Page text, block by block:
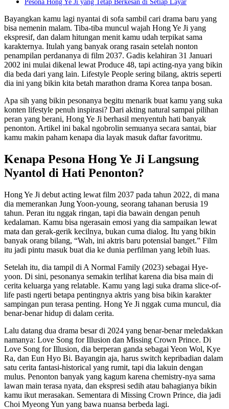
Bayangkan kamu lagi nyantai di sofa sambil cari drama baru yang
bisa nemenin malam. Tiba-tiba muncul wajah Hong Ye Ji yang
ekspresif, dan dalam hitungan menit kamu udah terpikat sama
karakternya. Itulah yang banyak orang rasain setelah nonton
penampilan perdananya di film 2037. Gadis kelahiran 31 Januari
2002 ini mulai dikenal lewat Produce 48, tapi acting-nya yang bikin
dia beda dari yang lain. Lifestyle People sering bilang, aktris seperti
dia ini yang bikin kita betah marathon drama Korea tanpa bosan.
Apa sih yang bikin pesonanya begitu menarik buat kamu yang suka
konten lifestyle penuh inspirasi? Dari akting natural sampai pilihan
peran yang berani, Hong Ye Ji berhasil menyentuh hati banyak
penonton. Artikel ini bakal ngobrolin semuanya secara santai, biar
kamu makin paham kenapa dia layak masuk daftar favoritmu.
Kenapa Pesona Hong Ye Ji Langsung
Nyantol di Hati Penonton?
Hong Ye Ji debut acting lewat film 2037 pada tahun 2022, di mana
dia memerankan Jung Yoon-young, seorang tahanan berusia 19
tahun. Peran itu nggak ringan, tapi dia bawain dengan penuh
kedalaman. Kamu bisa ngerasain emosi yang dia sampaikan lewat
mata dan gerak-gerik kecilnya, bukan cuma dialog. Itu yang bikin
banyak orang bilang, “Wah, ini aktris baru potensial banget.” Film
itu jadi pintu masuk buat dia ke dunia perfilman yang lebih luas.
Setelah itu, dia tampil di A Normal Family (2023) sebagai Hye-
yoon. Di sini, pesonanya semakin terlihat karena dia bisa main di
cerita keluarga yang relatable. Kamu yang lagi suka drama slice-of-
life pasti ngerti betapa pentingnya aktris yang bisa bikin karakter
sampingan pun terasa penting. Hong Ye Ji nggak cuma muncul, dia
benar-benar hidup di dalam cerita.
Lalu datang dua drama besar di 2024 yang benar-benar meledakkan
namanya: Love Song for Illusion dan Missing Crown Prince. Di
Love Song for Illusion, dia berperan ganda sebagai Yeon Wol, Kye
Ra, dan Eun Hyo Bi. Bayangin aja, harus switch kepribadian dalam
satu cerita fantasi-historical yang rumit, tapi dia lakuin dengan
mulus. Penonton banyak yang kagum karena chemistry-nya sama
lawan main terasa nyata, dan ekspresi sedih atau bahagianya bikin
kamu ikut merasakan. Sementara di Missing Crown Prince, dia jadi
Choi Myeong Yun yang bawa nuansa berbeda lagi.